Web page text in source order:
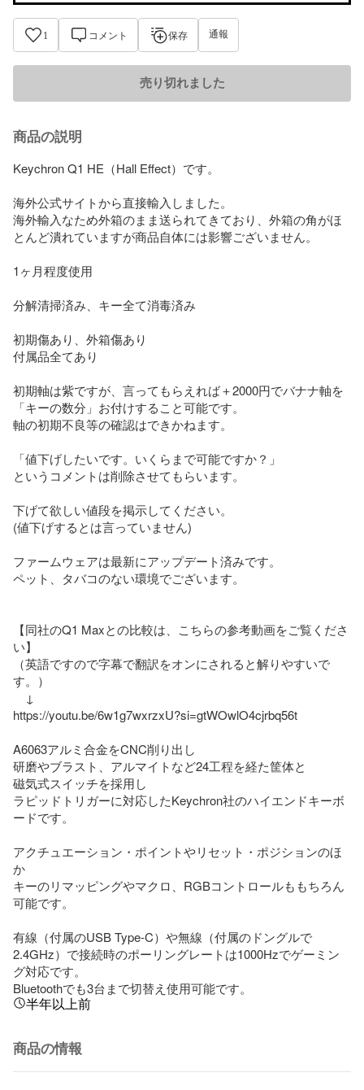
1 コメント 保存 通報
売り切れました
商品の説明
Keychron Q1 HE（Hall Effect）です。
海外公式サイトから直接輸入しました。
海外輸入なため外箱のまま送られてきており、外箱の角がほ
とんど潰れていますが商品自体には影響ございません。
1ヶ月程度使用
分解清掃済み、キー全て消毒済み
初期傷あり、外箱傷あり
付属品全てあり
初期軸は紫ですが、言ってもらえれば＋2000円でバナナ軸を
「キーの数分」お付けすること可能です。
軸の初期不良等の確認はできかねます。
「値下げしたいです。いくらまで可能ですか？」
というコメントは削除させてもらいます。
下げて欲しい値段を掲示してください。
(値下げするとは言っていません)
ファームウェアは最新にアップデート済みです。
ペット、タバコのない環境でございます。
【同社のQ1 Maxとの比較は、こちらの参考動画をご覧くださ
い】
（英語ですので字幕で翻訳をオンにされると解りやすいで
す。）
↓
https://youtu.be/6w1g7wxrzxU?si=gtWOwlO4cjrbq56t
A6063アルミ合金をCNC削り出し
研磨やブラスト、アルマイトなど24工程を経た筐体と
磁気式スイッチを採用し
ラピッドトリガーに対応したKeychron社のハイエンドキーボ
ードです。
アクチュエーション・ポイントやリセット・ポジションのほ
か
キーのリマッピングやマクロ、RGBコントロールももちろん
可能です。
有線（付属のUSB Type-C）や無線（付属のドングルで
2.4GHz）で接続時のポーリングレートは1000Hzでゲーミン
グ対応です。
Bluetoothでも3台まで切替え使用可能です。
半年以上前
商品の情報